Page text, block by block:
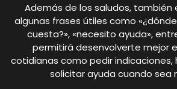
Además de los saludos, también
algunas frases útiles como
cuesta?», «necesito ayuda»,
permitirá desenvolverte mejor
cotidianas como pedir indicaciones,
solicitar ayuda cuando sea